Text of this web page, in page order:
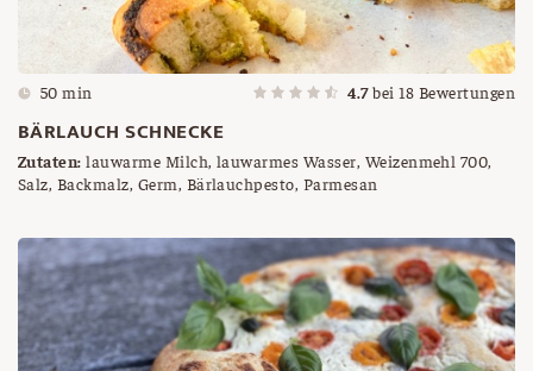
50 min 4.7bei18 Bewertungen
BÄRLAUCH SCHNECKE
Zutaten: lauwarme Milch, lauwarmes Wasser, Weizenmehl 700,
Salz, Backmalz, Germ, Bärlauchpesto, Parmesan